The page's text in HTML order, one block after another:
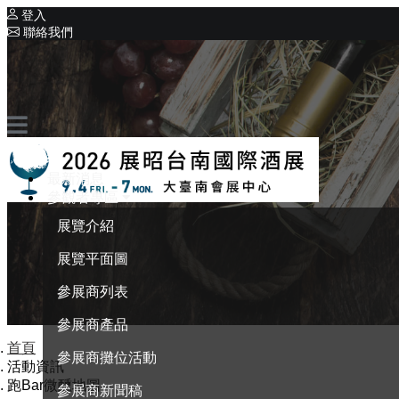
登入
聯絡我們
相關展覽
同期展覽
臺南國際茶、咖啡暨食品展
系列展覽
巡迴酒展系列
最新消息
參觀者專區
展覽介紹
展覽平面圖
參展商列表
參展商產品
參展商攤位活動
參展商新聞稿
首頁
活動資訊
跑Bar微醺地圖